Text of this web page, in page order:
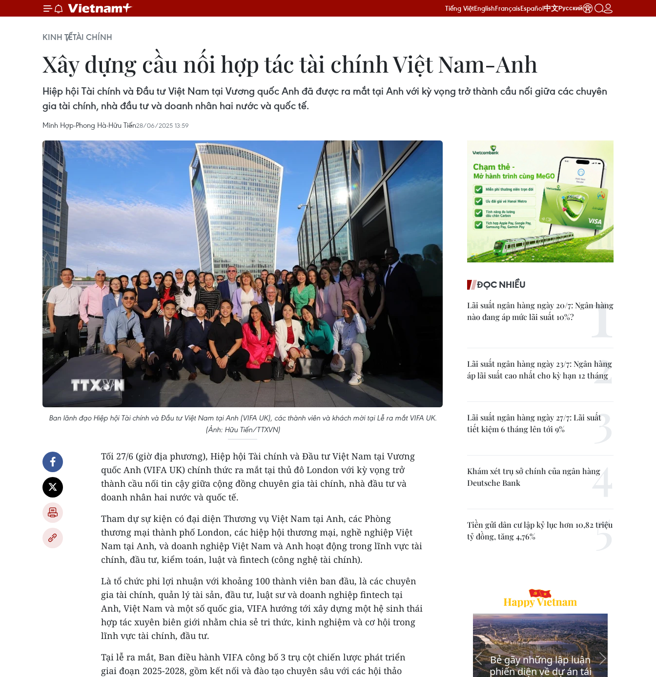
Tiếng ViệtEnglishFrançaisEspañol中文Русский
KINH TẾTÀI CHÍNH
Xây dựng cầu nối hợp tác tài chính Việt Nam-Anh
Hiệp hội Tài chính và Đầu tư Việt Nam tại Vương quốc Anh đã được ra mắt tại Anh với kỳ vọng trở thành cầu nối giữa các chuyên
gia tài chính, nhà đầu tư và doanh nhân hai nước và quốc tế.
Minh Hợp-Phong Hà-Hữu Tiến28/06/2025 13:59
Ban lãnh đạo Hiệp hội Tài chính và Đầu tư Việt Nam tại Anh (VIFA UK), các thành viên và khách mời tại Lễ ra mắt VIFA UK.
(Ảnh: Hữu Tiến/TTXVN)
Tối 27/6 (giờ địa phương), Hiệp hội Tài chính và Đầu tư Việt Nam tại Vương
quốc Anh (VIFA UK) chính thức ra mắt tại thủ đô London với kỳ vọng trở
thành cầu nối tin cậy giữa cộng đồng chuyên gia tài chính, nhà đầu tư và
doanh nhân hai nước và quốc tế.
Tham dự sự kiện có đại diện Thương vụ Việt Nam tại Anh, các Phòng
thương mại thành phố London, các hiệp hội thương mại, nghề nghiệp Việt
Nam tại Anh, và doanh nghiệp Việt Nam và Anh hoạt động trong lĩnh vực tài
chính, đầu tư, kiểm toán, luật và fintech (công nghệ tài chính).
Là tổ chức phi lợi nhuận với khoảng 100 thành viên ban đầu, là các chuyên
gia tài chính, quản lý tài sản, đầu tư, luật sư và doanh nghiệp fintech tại
Anh, Việt Nam và một số quốc gia, VIFA hướng tới xây dựng một hệ sinh thái
hợp tác xuyên biên giới nhằm chia sẻ tri thức, kinh nghiệm và cơ hội trong
lĩnh vực tài chính, đầu tư.
Tại lễ ra mắt, Ban điều hành VIFA công bố 3 trụ cột chiến lược phát triển
giai đoạn 2025-2028, gồm kết nối và đào tạo chuyên sâu với các hội thảo
ĐỌC NHIỀU
Lãi suất ngân hàng ngày 20/7: Ngân hàng
nào đang áp mức lãi suất 10%?
Lãi suất ngân hàng ngày 23/7: Ngân hàng
áp lãi suất cao nhất cho kỳ hạn 12 tháng
Lãi suất ngân hàng ngày 27/7: Lãi suất
tiết kiệm 6 tháng lên tới 9%
Khám xét trụ sở chính của ngân hàng
Deutsche Bank
Tiền gửi dân cư lập kỷ lục hơn 10,82 triệu
tỷ đồng, tăng 4,76%